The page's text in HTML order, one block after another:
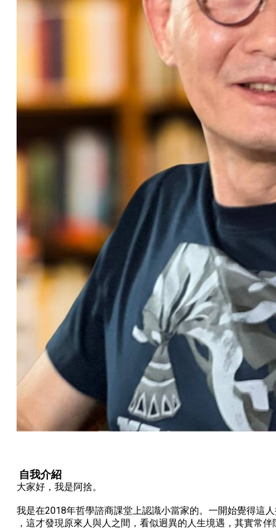
自我介紹
大家好，我是阿捨。
我是在2018年哲學諮商課堂上認識小當家的。一開始覺得這
，這才發現原來人與人之間，看似迥異的人生境遇，其實常伴